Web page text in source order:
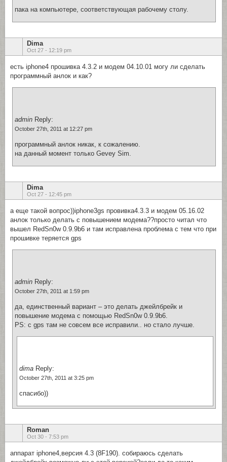
пака на компьютере, соответствующая рабочему столу.
Dima
Oct 27 - 12:19 pm
есть iphone4 прошивка 4.3.2 и модем 04.10.01 могу ли сделать
программный анлок и как?
admin Reply:
October 27th, 2011 at 12:27 pm
программный анлок никак, к сожалению.
на данный момент только Gevey Sim.
Dima
Oct 27 - 12:45 pm
а еще такой вопрос))iphone3gs провивка4.3.3 и модем 05.16.02
анлок только делать с повышением модема??просто читал что
вышел RedSn0w 0.9.9b6 и там исправлена проблема с тем что при
прошивке теряется gps
admin Reply:
October 27th, 2011 at 1:59 pm
да, единственный вариант – это делать джейлбрейк и
повышение модема с помощью RedSn0w 0.9.9b6.
PS: с gps там не совсем все исправили.. но стало лучше.
dima Reply:
October 27th, 2011 at 3:25 pm
спасибо))
Roman
Oct 30 - 7:53 pm
аппарат iphone4,версия 4.3 (8F190). собираюсь сделать